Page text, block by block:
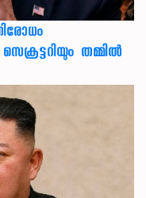
തമ്മിൽ